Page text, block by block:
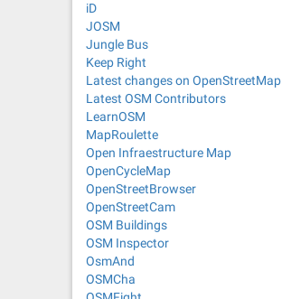
iD
JOSM
Jungle Bus
Keep Right
Latest changes on OpenStreetMap
Latest OSM Contributors
LearnOSM
MapRoulette
Open Infraestructure Map
OpenCycleMap
OpenStreetBrowser
OpenStreetCam
OSM Buildings
OSM Inspector
OsmAnd
OSMCha